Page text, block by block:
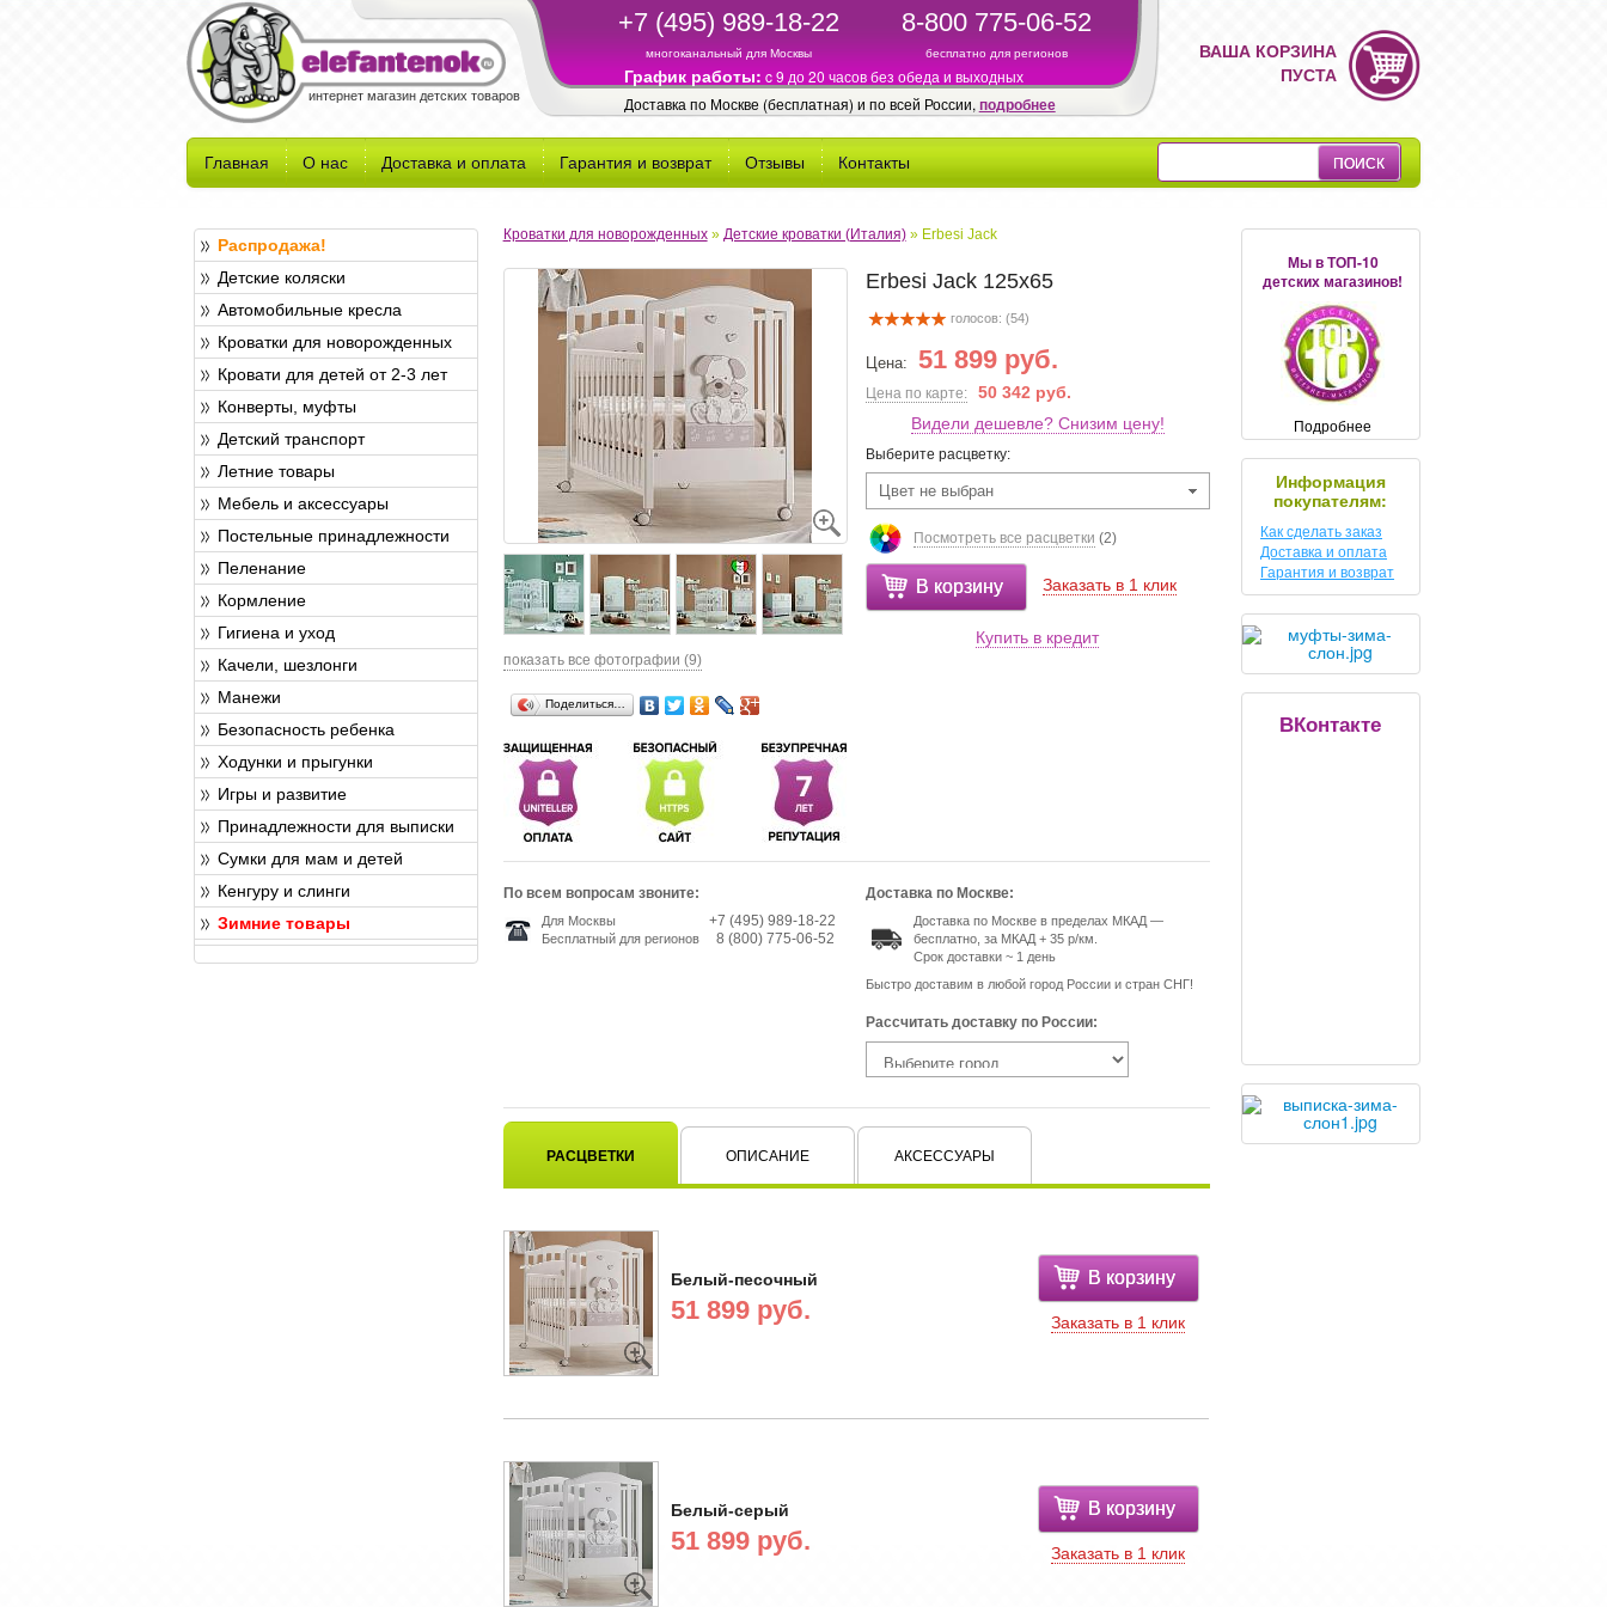
интернет магазин детских товаров
+7 (495) 989-18-22
многоканальный для Москвы
8-800 775-06-52
бесплатно для регионов
График работы: c 9 до 20 часов без обеда и выходных
Доставка по Москве (бесплатная) и по всей России, подробнее
ВАША КОРЗИНА
ПУСТА
Главная О нас Доставка и оплата Гарантия и возврат Отзывы Контакты
Распродажа!
Детские коляски
Автомобильные кресла
Кроватки для новорожденных
Кровати для детей от 2-3 лет
Конверты, муфты
Детский транспорт
Летние товары
Мебель и аксессуары
Постельные принадлежности
Пеленание
Кормление
Гигиена и уход
Качели, шезлонги
Манежи
Безопасность ребенка
Ходунки и прыгунки
Игры и развитие
Принадлежности для выписки
Сумки для мам и детей
Кенгуру и слинги
Зимние товары
Кроватки для новорожденных» Детские кроватки (Италия)» Erbesi Jack
показать все фотографии (9)
Поделиться…
Erbesi Jack 125х65
голосов: (54)
Цена: 51 899 руб.
Цена по карте:
50 342 руб.
Видели дешевле? Снизим цену!
Выберите расцветку:
Цвет не выбран
Посмотреть все расцветки (2)
В корзину Заказать в 1 клик
Купить в кредит
По всем вопросам звоните:
Для Москвы
Бесплатный для регионов
+7 (495) 989-18-22
8 (800) 775-06-52
Доставка по Москве:
Доставка по Москве в пределах МКАД —
бесплатно, за МКАД + 35 р/км.
Срок доставки ~ 1 день
Быстро доставим в любой город России и стран СНГ!
Рассчитать доставку по России:
РАСЦВЕТКИ ОПИСАНИЕ АКСЕССУАРЫ
Белый-песочный
51 899 руб.
В корзину
Заказать в 1 клик
Белый-серый
51 899 руб.
В корзину
Заказать в 1 клик
Мы в ТОП-10
детских магазинов!
Подробнее
Информация
покупателям:
Как сделать заказ
Доставка и оплата
Гарантия и возврат
ВКонтакте